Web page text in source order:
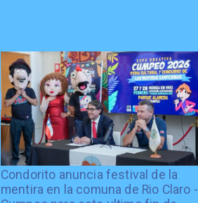
Condorito anuncia festival de la
mentira en la comuna de Rio Claro -